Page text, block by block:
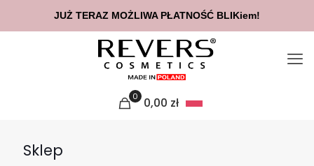
0 0,00 zł
Sklep
JUŻ TERAZ MOŻLIWA PŁATNOŚĆ BLIKiem!